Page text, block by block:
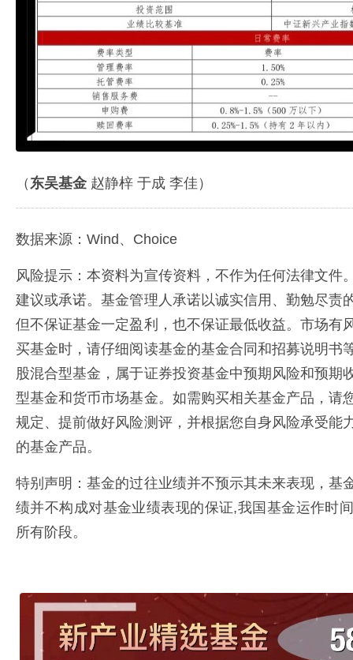
（东吴基金 赵静梓 于成 李佳）
数据来源：Wind、Choice
风险提示：本资料为宣传资料，不作为任何法律文件
建议或承诺。基金管理人承诺以诚实信用、勤勉尽责
但不保证基金一定盈利，也不保证最低收益。市场有
买基金时，请仔细阅读基金的基金合同和招募说明书
股混合型基金，属于证券投资基金中预期风险和预期
型基金和货币市场基金。如需购买相关基金产品，请
规定、提前做好风险测评，并根据您自身风险承受能
的基金产品。
特别声明：基金的过往业绩并不预示其未来表现，基
绩并不构成对基金业绩表现的保证,我国基金运作时
所有阶段。